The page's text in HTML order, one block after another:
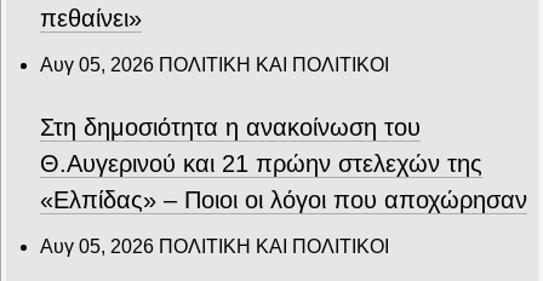
πεθαίνει»
Αυγ 05, 2026 ΠΟΛΙΤΙΚΗ ΚΑΙ ΠΟΛΙΤΙΚΟΙ
Στη δημοσιότητα η ανακοίνωση του
Θ.Αυγερινού και 21 πρώην στελεχών της
«Ελπίδας» – Ποιοι οι λόγοι που αποχώρησαν
Αυγ 05, 2026 ΠΟΛΙΤΙΚΗ ΚΑΙ ΠΟΛΙΤΙΚΟΙ